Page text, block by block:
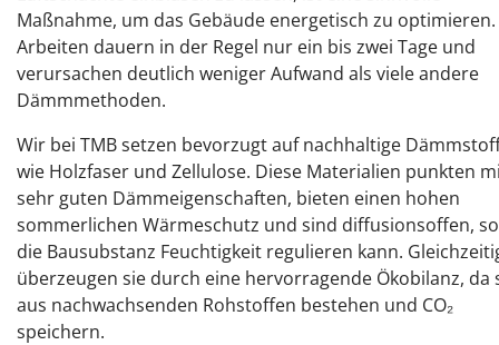
Maßnahme, um das Gebäude energetisch zu
Arbeiten dauern in der Regel nur ein bis zwei Tage und
verursachen deutlich weniger Aufwand als viele andere
Dämmmethoden.
Wir bei TMB setzen bevorzugt auf nachhaltige
wie Holzfaser und Zellulose. Diese Materialien punkten
sehr guten Dämmeigenschaften, bieten einen hohen
sommerlichen Wärmeschutz und sind diffusionsoffen,
die Bausubstanz Feuchtigkeit regulieren kann.
überzeugen sie durch eine hervorragende Ökobilanz, da
aus nachwachsenden Rohstoffen bestehen und CO₂
speichern.